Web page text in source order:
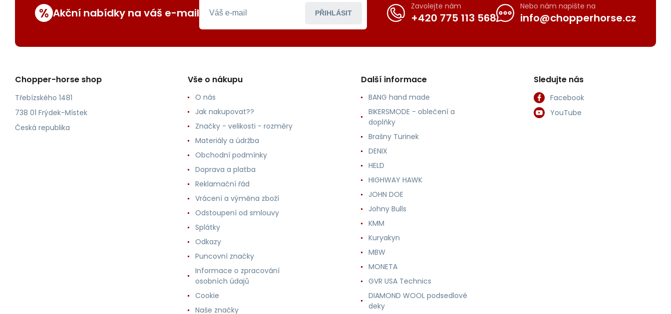
% Akční nabídky na váš e-mail PŘIHLÁSIT
Zavolejte nám
+420 775 113 568
Nebo nám napište na
info@chopperhorse.cz
Chopper-horse shop
Třebízského 1481
738 01 Frýdek-Místek
Česká republika
Vše o nákupu
O nás
Jak nakupovat??
Značky - velikosti - rozměry
Materiály a údržba
Obchodní podmínky
Doprava a platba
Reklamační řád
Vrácení a výměna zboží
Odstoupení od smlouvy
Splátky
Odkazy
Puncovní značky
Informace o zpracování
osobních údajů
Cookie
Naše značky
Další informace
BANG hand made
BIKERSMODE - oblečení a
doplňky
Brašny Turinek
DENIX
HELD
HIGHWAY HAWK
JOHN DOE
Johny Bulls
KMM
Kuryakyn
MBW
MONETA
GVR USA Technics
DIAMOND WOOL podsedlové
deky
Sledujte nás
Facebook
YouTube